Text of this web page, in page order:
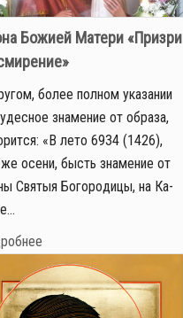
Божией Матери «Призри
бо­лее пол­ном ука­за­нии
зна­ме­ние от об­ра­за,
«В ле­то 6934 (1426),
осе­ни, бысть зна­ме­ние от
Свя­тыя Бо­го­ро­ди­цы, на Ка­